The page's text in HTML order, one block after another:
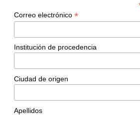
Correo electrónico *
Institución de procedencia
Ciudad de origen
Apellidos